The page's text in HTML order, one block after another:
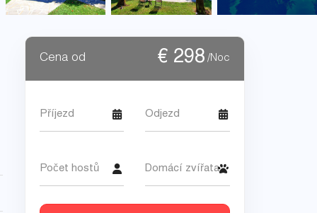
Cena od € 298 /Noc
Příjezd Odjezd
Počet hostů Domácí zvířata